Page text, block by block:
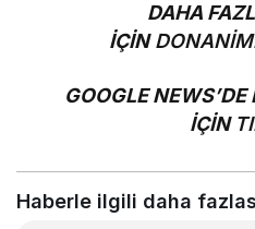
DAHA
İÇİN
GOOGLE
İÇİN
Haberle ilgili daha